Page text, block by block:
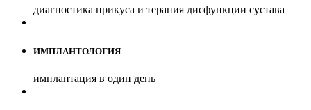
диагностика прикуса и терапия дисфункции сустава
ИМПЛАНТОЛОГИЯ
имплантация в один день